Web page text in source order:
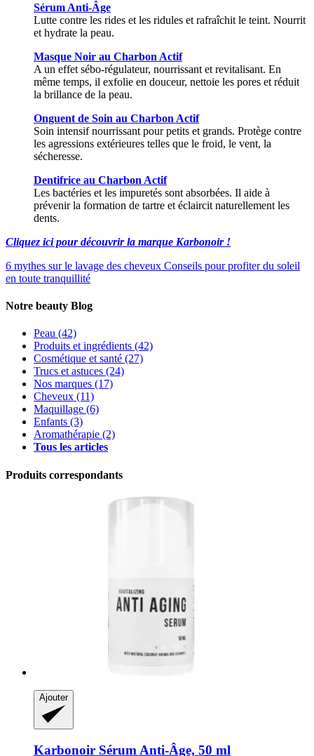
Sérum Anti-Âge
Lutte contre les rides et les ridules et rafraîchit le teint. Nourrit
et hydrate la peau.
Masque Noir au Charbon Actif
A un effet sébo-régulateur, nourrissant et revitalisant. En
même temps, il exfolie en douceur, nettoie les pores et réduit
la brillance de la peau.
Onguent de Soin au Charbon Actif
Soin intensif nourrissant pour petits et grands. Protège contre
les agressions extérieures telles que le froid, le vent, la
sécheresse.
Dentifrice au Charbon Actif
Les bactéries et les impuretés sont absorbées. Il aide à
prévenir la formation de tartre et éclaircit naturellement les
dents.
Cliquez ici pour découvrir la marque Karbonoir !
6 mythes sur le lavage des cheveux Conseils pour profiter du soleil
en toute tranquillité
Notre beauty Blog
Peau (42)
Produits et ingrédients (42)
Cosmétique et santé (27)
Trucs et astuces (24)
Nos marques (17)
Cheveux (11)
Maquillage (6)
Enfants (3)
Aromathérapie (2)
Tous les articles
Produits correspondants
Ajouter
Karbonoir Sérum Anti-​Âge, 50 ml